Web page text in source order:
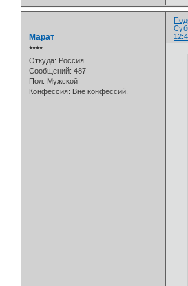
Марат
⭒⭒⭒⭒
Откуда: Россия
Сообщений: 487
Пол: Мужской
Конфессия: Вне конфессий.